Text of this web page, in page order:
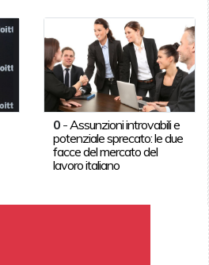
0 - Assunzioni introvabili e
potenziale sprecato: le due
facce del mercato del
lavoro italiano